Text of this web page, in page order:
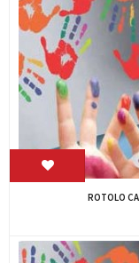
ROTOLO